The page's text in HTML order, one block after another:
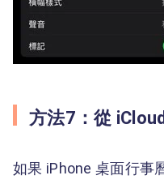
方法7：從
如果 iPhone 桌面行事